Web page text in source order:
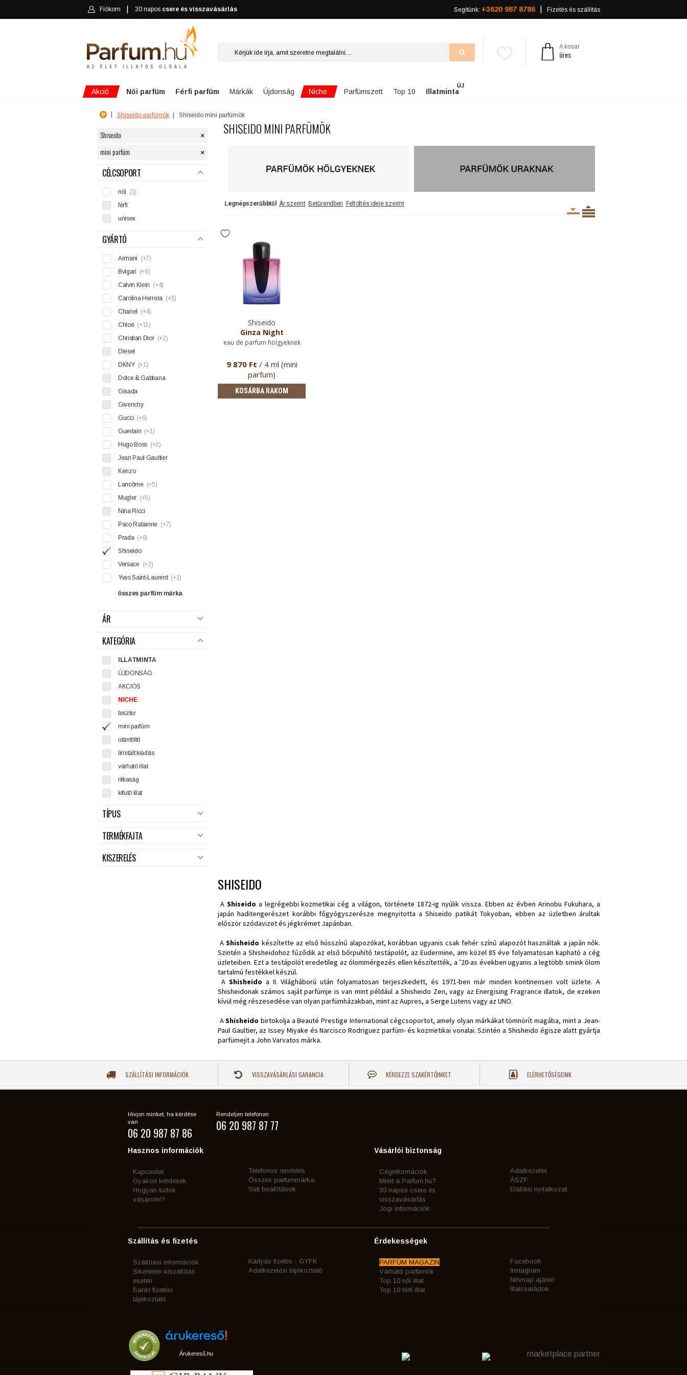
Fiókom 30 napos csere és visszavásárlás Segítünk: +3620 987 8786 Fizetés és szállítás
A kosár
üres
Akció Női parfüm Férfi parfüm Márkák Újdonság Niche Parfümszett Top 10 Illatminta
ÚJ
Shiseido parfümök Shiseido mini parfümök
Shiseido ×
mini parfüm ×
SZŰRÉS
CÉLCSOPORT
női (1)
férfi
unisex
GYÁRTÓ
Armani (+7)
Bvlgari (+9)
Calvin Klein (+4)
Carolina Herrera (+3)
Chanel
(+4)
Chloé (+11)
Christian Dior (+2)
Diesel
DKNY (+1)
Dolce & Gabbana
Gisada
Givenchy
Gucci (+6)
Guerlain (+1)
Hugo Boss (+2)
Jean Paul Gaultier
Kenzo
Lancôme (+5)
Mugler (+5)
Nina Ricci
Paco Rabanne (+7)
Prada (+8)
Shiseido
Versace (+2)
Yves Saint-Laurent (+1)
összes parfüm márka
ÁR
KATEGÓRIA
ILLATMINTA
ÚJDONSÁG
AKCIÓS
NICHE
teszter
mini parfüm
utántöltő
limitált kiadás
várható illat
ritkaság
kifutó illat
TÍPUS
TERMÉKFAJTA
KISZERELÉS
SHISEIDO MINI PARFÜMÖK
Legnépszerűbbtől Ár szerint Betűrendben Feltöltés ideje szerint
Shiseido
Ginza Night
eau de parfum hölgyeknek
9 870 Ft / 4 ml (mini
parfum)
KOSÁRBA RAKOM
SHISEIDO
A Shiseido a legrégebbi kozmetikai cég a világon, története 1872-ig nyúlik vissza. Ebben az évben Arinobu Fukuhara, a
japán haditengerészet korábbi főgyógyszerésze megnyitotta a Shiseido patikát Tokyoban, ebben az üzletben árultak
először szódavizet és jégkrémet Japánban.
AShisheido készítette az első hússzínű alapozókat, korábban ugyanis csak fehér színű alapozót használtak a japán nők.
Szintén a Shisheidohoz fűződik az első bőrpuhító testápolót, az Eudermine, ami közel 85 éve folyamatosan kapható a cég
üzleteiben. Ezt a testápolót eredetileg az ólommérgezés ellen készítették, a ’20-as években ugyanis a legtöbb smink ólom
tartalmú festékkel készül.
A Shisheido a II. Világháború után folyamatosan terjeszkedett, és 1971-ben már minden kontinensen volt üzlete. A
Shisheidonak számos saját parfümje is van mint például a Shisheido Zen, vagy az Energising Fragrance illatok, de ezeken
kívül még részesedése van olyan parfümházakban, mint az Aupres, a Serge Lutens vagy az UNO.
AShisheido birtokolja a Beauté Prestige International cégcsoportot, amely olyan márkákat tömnörít magába, mint a Jean-
Paul Gaultier, az Issey Miyake és Narcisco Rodriguez parfüm- és kozmetikai vonalai. Szintén a Shisheido égisze alatt gyártja
parfümejit a John Varvatos márka.
SZÁLLÍTÁSI INFORMÁCIÓK VISSZAVÁSÁRLÁSI GARANCIA KÉRDEZZE SZAKÉRTŐINKET ELÉRHETŐSÉGEINK
Hívjon minket, ha kérdése
van
06 20 987 87 86
Rendeljen telefonon
06 20 987 87 77
Hasznos információk
Kapcsolat
Gyakori kérdések
Hogyan tudok
vásárolni?
Telefonos rendelés
Összes parfummárka
Süti beállítások
Vásárlói biztonság
Céginformációk
Miért a Parfum.hu?
30 napos csere és
visszavásárlás
Jogi információk
Adatkezelés
ÁSZF
Elállási nyilatkozat
Szállítás és fizetés
Szállítási információk
Sikertelen kiszállítás
esetén
Banki fizetési
tájékoztató
Kártyás fizetés - GYFK
Adatkezelési tájékoztató
Érdekességek
PARFÜM MAGAZIN
Várható parfümök
Top 10 női illat
Top 10 férfi illat
Facebook
Instagram
Névnap ajánló
Illatcsaládok
Árukereső.hu marketplace partner